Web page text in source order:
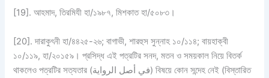
[19]. আহমাদ, তিরমিযী হা/১৯৮৭, মিশকাত হা/৫০৮৩।
[20]. দারাকুৎনী হা/৪৪২৫-২৬; বাগাভী, শারহুস সুন্নাহ ১০/১১৪; বায়হাক্বী
১০/১১৯, হা/২০১৫৯। প্রসিদ্ধ এই পত্রটির সনদ, মতন ও সময়কাল নিয়ে বিতর্ক
থাকলেও পত্রটির সত্যতার (في أصل الرواية) বিষয়ে কোন সন্দেহ নেই (বিস্তারিত